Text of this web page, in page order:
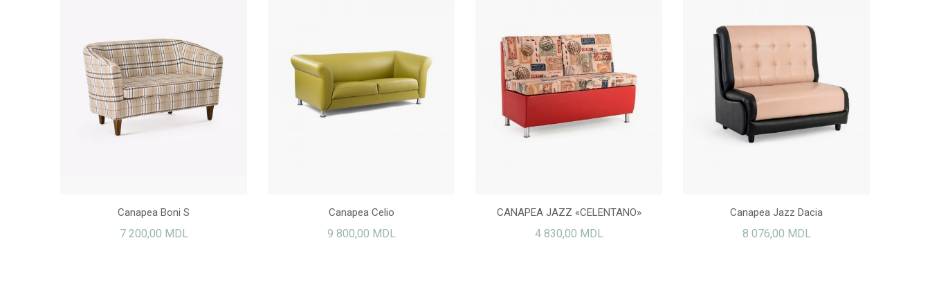
Canapea Boni S
7 200,00 MDL
Canapea Celio
9 800,00 MDL
CANAPEA JAZZ «CELENTANO»
4 830,00 MDL
Canapea Jazz Dacia
8 076,00 MDL